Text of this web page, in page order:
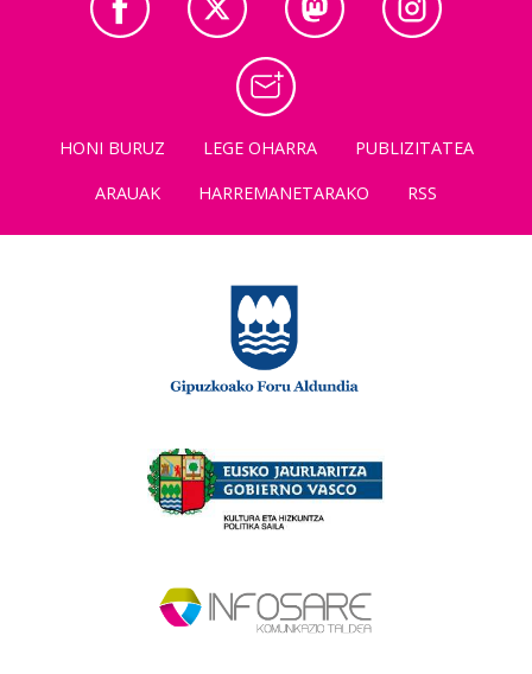
HONI BURUZ LEGE OHARRA
PUBLIZITATEA
ARAUAK
HARREMANETARAKO RSS